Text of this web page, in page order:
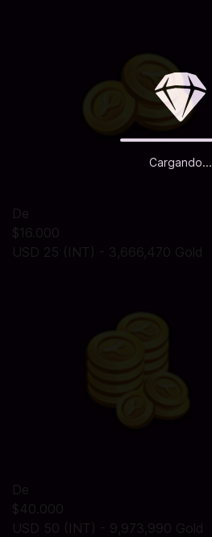
Cargando...
De
$16.000
USD 25 (INT) - 3,666,470 Gold
De
$40.000
USD 50 (INT) - 9,973,990 Gold